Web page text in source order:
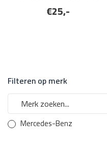
€25,-
Filteren op merk
Mercedes-Benz